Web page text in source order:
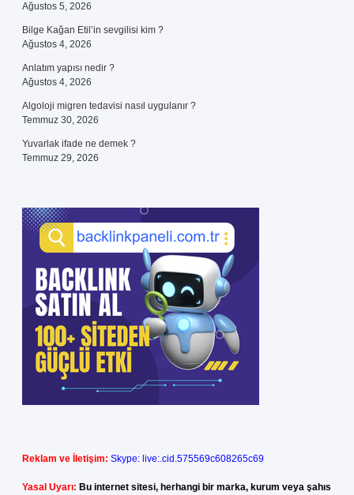
Ağustos 5, 2026
Bilge Kağan Etil’in sevgilisi kim ?
Ağustos 4, 2026
Anlatım yapısı nedir ?
Ağustos 4, 2026
Algoloji migren tedavisi nasıl uygulanır ?
Temmuz 30, 2026
Yuvarlak ifade ne demek ?
Temmuz 29, 2026
Reklam ve İletişim: Skype: live:.cid.575569c608265c69
Yasal Uyarı: Bu internet sitesi, herhangi bir marka, kurum veya şahıs